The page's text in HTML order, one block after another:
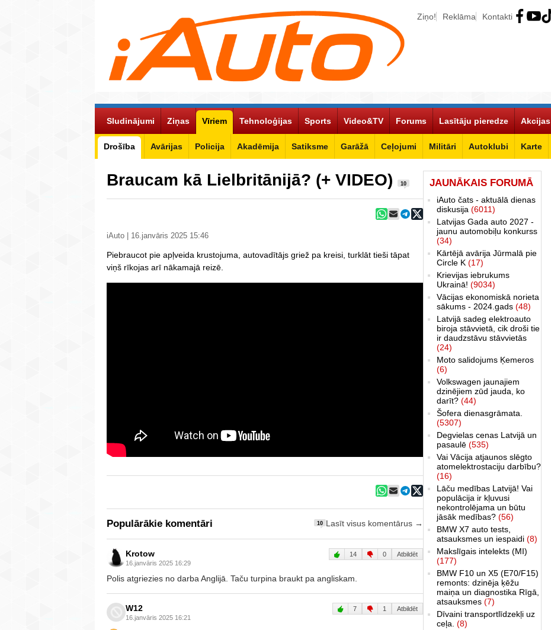
Ziņo! Reklāma Kontakti
Sludinājumi Ziņas Vīriem
Drošība Avārijas Policija Akadēmija Satiksme Garāžā Ceļojumi Militāri Autoklubi Karte
Tehnoloģijas Sports Video&TV Forums Lasītāju pieredze Akcijas
Braucam kā Lielbritānijā? (+ VIDEO) 10
iAuto | 16.janvāris 2025 15:46
Piebraucot pie apļveida krustojuma, autovadītājs griež pa kreisi, turklāt tieši tāpat
viņš rīkojas arī nākamajā reizē.
Populārākie komentāri 10 Lasīt visus komentārus →
Krotow
16.janvāris 2025 16:29
14 0 Atbildēt
Polis atgriezies no darba Anglijā. Taču turpina braukt pa angliskam.
W12
16.janvāris 2025 16:21
7 1 Atbildēt
JAUNĀKAIS FORUMĀ
iAuto čats - aktuālā dienas
diskusija (6011)
Latvijas Gada auto 2027 -
jaunu automobiļu konkurss
(34)
Kārtējā avārija Jūrmalā pie
Circle K (17)
Krievijas iebrukums
Ukrainā! (9034)
Vācijas ekonomiskā norieta
sākums - 2024.gads (48)
Latvijā sadeg elektroauto
biroja stāvvietā, cik droši tie
ir daudzstāvu stāvvietās
(24)
Moto salidojums Ķemeros
(6)
Volkswagen jaunajiem
dzinējiem zūd jauda, ko
darīt? (44)
Šofera dienasgrāmata.
(5307)
Degvielas cenas Latvijā un
pasaulē (535)
Vai Vācija atjaunos slēgto
atomelektrostaciju darbību?
(16)
Lāču medības Latvijā! Vai
populācija ir kļuvusi
nekontrolējama un būtu
jāsāk medības? (56)
BMW X7 auto tests,
atsauksmes un iespaidi (8)
Makslīgais intelekts (MI)
(177)
BMW F10 un X5 (E70/F15)
remonts: dzinēja ķēžu
maiņa un diagnostika Rīgā,
atsauksmes (7)
Dīvaini transportlīdzekļi uz
ceļa. (8)